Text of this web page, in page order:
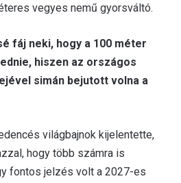
vegyes nemű gyorsváltó.
fáj neki, hogy a 100 méter
hiszen az országos
simán bejutott volna a
világbajnok kijelentette,
hogy több számra is
fontos jelzés volt a 2027-es